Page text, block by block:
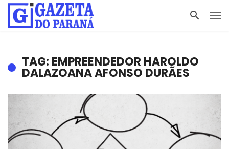
TAG: EMPREENDEDOR HAROLDO
DALAZOANA AFONSO DURÃES